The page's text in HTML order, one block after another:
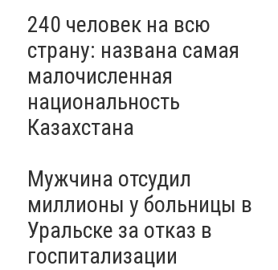
240 человек на всю
страну: названа самая
малочисленная
национальность
Казахстана
Мужчина отсудил
миллионы у больницы в
Уральске за отказ в
госпитализации